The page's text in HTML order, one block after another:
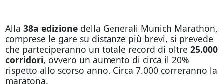
Alla 38a edizione della Generali Munich Marathon,
comprese le gare su distanze più brevi, si prevede
che parteciperanno un totale record di oltre 25.000
corridori, ovvero un aumento di circa il 20%
rispetto allo scorso anno. Circa 7.000 correranno la
maratona.